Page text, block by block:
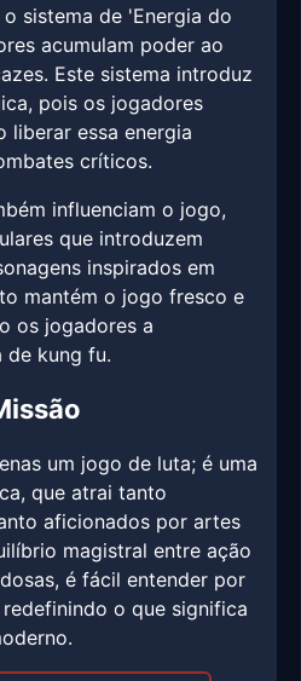
sistema de 'Energia do
acumulam poder ao
Este sistema introduz
pois os jogadores
liberar essa energia
críticos.
influenciam o jogo,
que introduzem
inspirados em
mantém o jogo fresco e
os jogadores a
de kung fu.
um jogo de luta; é uma
que atrai tanto
aficionados por artes
magistral entre ação
é fácil entender por
redefinindo o que significa